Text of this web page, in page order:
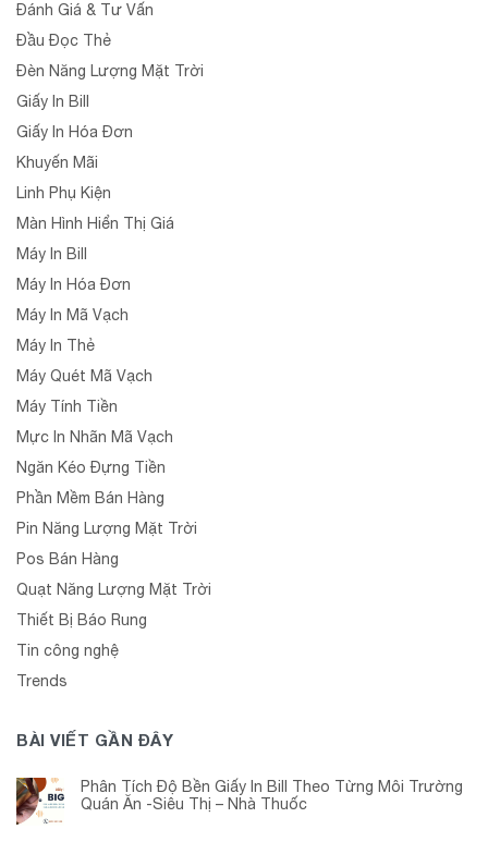
Đánh Giá & Tư Vấn
Đầu Đọc Thẻ
Đèn Năng Lượng Mặt Trời
Giấy In Bill
Giấy In Hóa Đơn
Khuyến Mãi
Linh Phụ Kiện
Màn Hình Hiển Thị Giá
Máy In Bill
Máy In Hóa Đơn
Máy In Mã Vạch
Máy In Thẻ
Máy Quét Mã Vạch
Máy Tính Tiền
Mực In Nhãn Mã Vạch
Ngăn Kéo Đựng Tiền
Phần Mềm Bán Hàng
Pin Năng Lượng Mặt Trời
Pos Bán Hàng
Quạt Năng Lượng Mặt Trời
Thiết Bị Báo Rung
Tin công nghệ
Trends
BÀI VIẾT GẦN ĐÂY
Phân Tích Độ Bền Giấy In Bill Theo Từng Môi Trường
Quán Ăn -Siêu Thị – Nhà Thuốc